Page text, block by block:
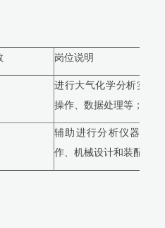
岗位说明
进行大气化学分析实验
操作、数据处理等；负
辅助进行分析仪器设
作、机械设计和装配、